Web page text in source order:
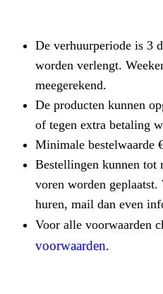
De verhuurperiode is 3
worden verlengt.
meegerekend.
De producten kunnen
of tegen extra betaling
Minimale bestelwaarde
Bestellingen kunnen tot
voren worden
huren, mail dan even
Voor alle voorwaarden
voorwaarden.